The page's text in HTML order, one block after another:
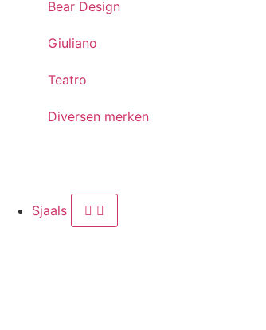
Bear Design
Giuliano
Teatro
Diversen merken
Sjaals